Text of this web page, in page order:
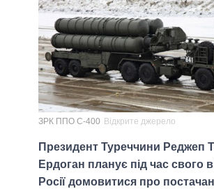
ЗРК ППО С-400 Відкрите джерело
Президент Туреччини Реджеп
Ердоган планує під час свого
Росії домовитися про